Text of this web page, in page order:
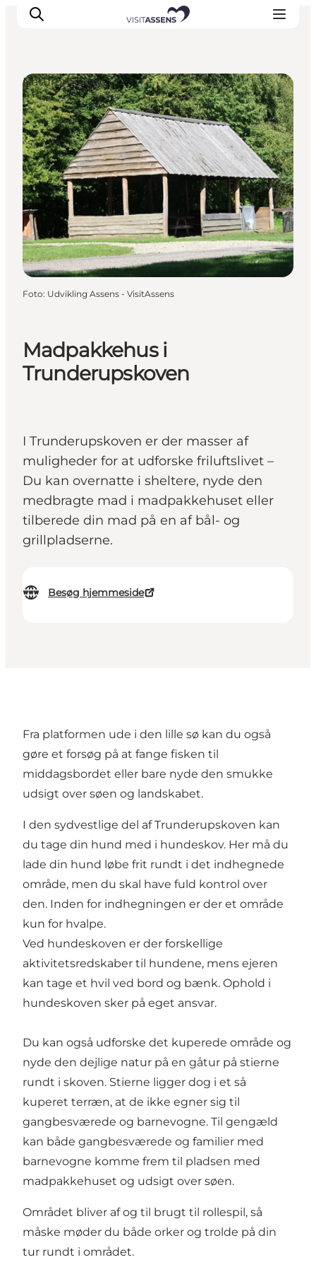
Overnatning
Oplevelser
Spis & drik
Det sker
Åbningstider
Madpakkehus i
Trunderupskoven
I Trunderupskoven er der masser af
muligheder for at udforske friluftslivet –
Du kan overnatte i sheltere, nyde den
medbragte mad i madpakkehuset eller
tilberede din mad på en af bål- og
grillpladserne.
Besøg hjemmeside
Naturområder
Foto: Udvikling Assens - VisitAssens
Fra platformen ude i den lille sø kan du også
gøre et forsøg på at fange fisken til
middagsbordet eller bare nyde den smukke
udsigt over søen og landskabet.
I den sydvestlige del af Trunderupskoven kan
du tage din hund med i hundeskov. Her må du
lade din hund løbe frit rundt i det indhegnede
område, men du skal have fuld kontrol over
den. Inden for indhegningen er der et område
kun for hvalpe.
Ved hundeskoven er der forskellige
aktivitetsredskaber til hundene, mens ejeren
kan tage et hvil ved bord og bænk. Ophold i
hundeskoven sker på eget ansvar.
Du kan også udforske det kuperede område og
nyde den dejlige natur på en gåtur på stierne
rundt i skoven. Stierne ligger dog i et så
kuperet terræn, at de ikke egner sig til
gangbesværede og barnevogne. Til gengæld
kan både gangbesværede og familier med
barnevogne komme frem til pladsen med
madpakkehuset og udsigt over søen.
Området bliver af og til brugt til rollespil, så
måske møder du både orker og trolde på din
tur rundt i området.